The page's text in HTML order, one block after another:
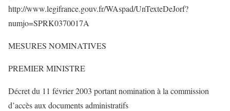
http://www.legifrance.gouv.fr/WAspad/UnTexteDeJorf?
numjo=SPRK0370017A
MESURES NOMINATIVES
PREMIER MINISTRE
Décret du 11 février 2003 portant nomination à la commission
d’accès aux documents administratifs